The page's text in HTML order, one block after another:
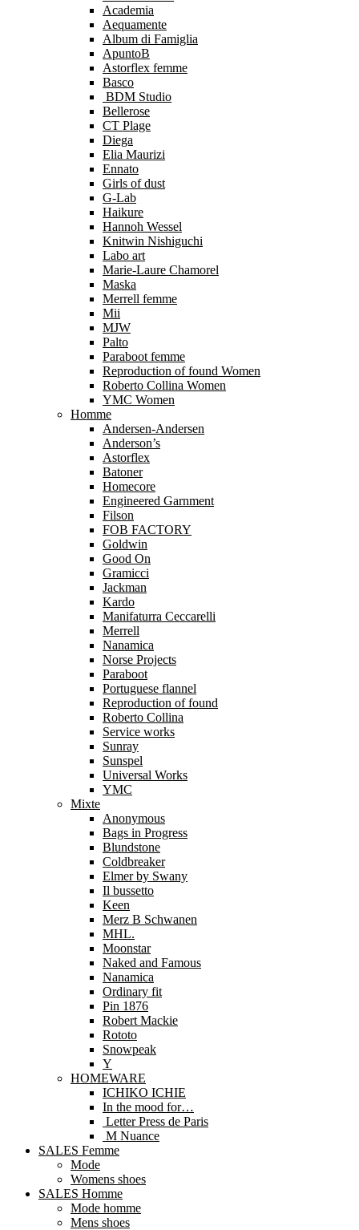
Academia
Aequamente
Album di Famiglia
ApuntoB
Astorflex femme
Basco
BDM Studio
Bellerose
CT Plage
Diega
Elia Maurizi
Ennato
Girls of dust
G-Lab
Haikure
Hannoh Wessel
Knitwin Nishiguchi
Labo art
Marie-Laure Chamorel
Maska
Merrell femme
Mii
MJW
Palto
Paraboot femme
Reproduction of found Women
Roberto Collina Women
YMC Women
Homme
Andersen-Andersen
Anderson’s
Astorflex
Batoner
Homecore
Engineered Garnment
Filson
FOB FACTORY
Goldwin
Good On
Gramicci
Jackman
Kardo
Manifaturra Ceccarelli
Merrell
Nanamica
Norse Projects
Paraboot
Portuguese flannel
Reproduction of found
Roberto Collina
Service works
Sunray
Sunspel
Universal Works
YMC
Mixte
Anonymous
Bags in Progress
Blundstone
Coldbreaker
Elmer by Swany
Il bussetto
Keen
Merz B Schwanen
MHL.
Moonstar
Naked and Famous
Nanamica
Ordinary fit
Pin 1876
Robert Mackie
Rototo
Snowpeak
Y
HOMEWARE
ICHIKO ICHIE
In the mood for…
Letter Press de Paris
M Nuance
SALES Femme
Mode
Womens shoes
SALES Homme
Mode homme
Mens shoes